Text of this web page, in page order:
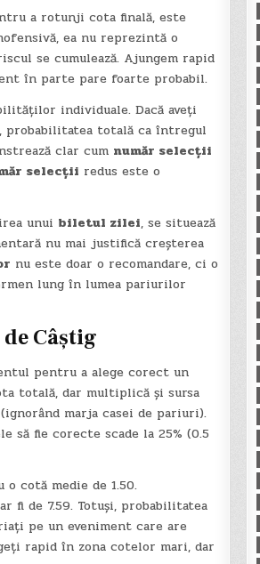
a rotunji cota finală, este
ea nu reprezintă o
se cumulează. Ajungem rapid
în parte pare foarte probabil.
individuale. Dacă aveți
probabilitatea totală ca întregul
clar cum număr selecții
selecții redus este o
unui biletul zilei, se situează
nu mai justifică creșterea
nu este doar o recomandare, ci o
lung în lumea pariurilor
Câștig
pentru a alege corect un
totală, dar multiplică și sursa
marja casei de pariuri).
să fie corecte scade la 25% (0.5
cotă medie de 1.50.
fi de 7.59. Totuși, probabilitatea
pe un eveniment care are
rapid în zona cotelor mari, dar